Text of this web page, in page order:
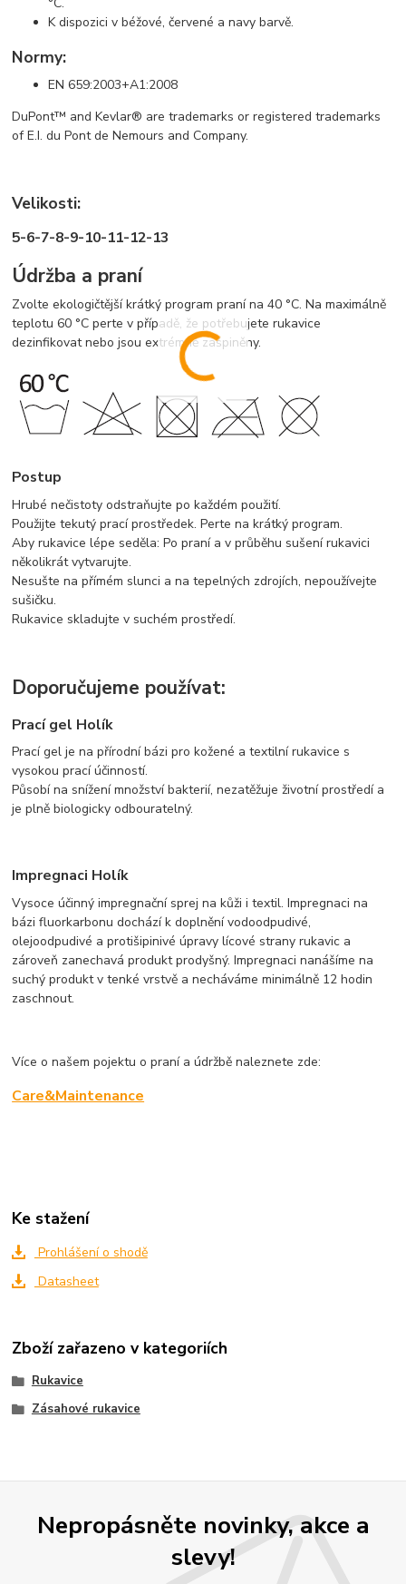
K dispozici v béžové, červené a navy barvě.
Normy:
EN 659:2003+A1:2008
DuPont™ and Kevlar® are trademarks or registered trademarks
of E.I. du Pont de Nemours and Company.
Velikosti:
5-6-7-8-9-10-11-12-13
Údržba a praní
Zvolte ekologičtější krátký program praní na 40 °C. Na maximálně
teplotu 60 °C perte v případě, že potřebujete rukavice
dezinfikovat nebo jsou extrémně zašpiněny.
Postup
Hrubé nečistoty odstraňujte po každém použití.
Použijte tekutý prací prostředek. Perte na krátký program.
Aby rukavice lépe seděla: Po praní a v průběhu sušení rukavici
několikrát vytvarujte.
Nesušte na přímém slunci a na tepelných zdrojích, nepoužívejte
sušičku.
Rukavice skladujte v suchém prostředí.
Doporučujeme používat:
Prací gel Holík
Prací gel je na přírodní bázi pro kožené a textilní rukavice s
vysokou prací účinností.
Působí na snížení množství bakterií, nezatěžuje životní prostředí a
je plně biologicky odbouratelný.
Impregnaci Holík
Vysoce účinný impregnační sprej na kůži i textil. Impregnaci na
bázi fluorkarbonu dochází k doplnění vodoodpudivé,
olejoodpudivé a protišipinivé úpravy lícové strany rukavic a
zároveň zanechavá produkt prodyšný. Impregnaci nanášíme na
suchý produkt v tenké vrstvě a necháváme minimálně 12 hodin
zaschnout.
Více o našem pojektu o praní a údržbě naleznete zde:
Care&Maintenance
Ke stažení
Prohlášení o shodě
Datasheet
Zboží zařazeno v kategoriích
Rukavice
Zásahové rukavice
Nepropásněte novinky, akce a
slevy!